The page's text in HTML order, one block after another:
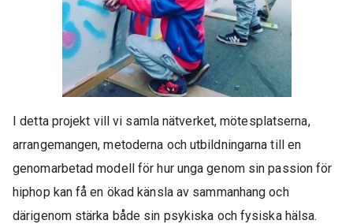
I detta projekt vill vi samla nätverket, mötesplatserna,
arrangemangen, metoderna och utbildningarna till en
genomarbetad modell för hur unga genom sin passion för
hiphop kan få en ökad känsla av sammanhang och
därigenom stärka både sin psykiska och fysiska hälsa.